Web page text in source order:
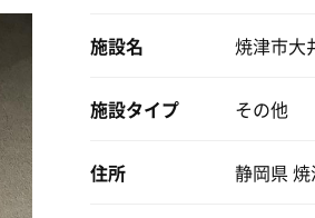
ーで水を浴びると良いですね。
しやすかったです。
には最適ですね。
行ってみましょ。なんせ300円だし…
施設名 焼津市大
施設タイプ その他
住所 静岡県